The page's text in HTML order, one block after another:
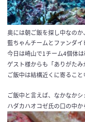
奥には朝ご飯を探し中なのか、
藍ちゃんチームとファンダイ
今日は崎山で1チーム4個体
ゲスト様からも「ありがた
ご飯中は結構近くに寄ること
ご飯中と言えば、なかなか
ハダカハオコゼ氏の口の中か